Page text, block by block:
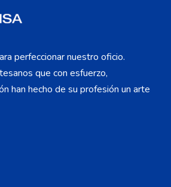
perfeccionar nuestro oficio.
que con esfuerzo,
han hecho de su profesión un arte